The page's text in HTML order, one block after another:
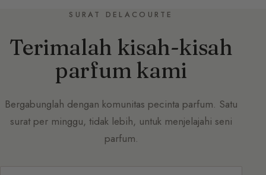
SURAT DELACOURTE
Terimalah kisah-kisah
parfum kami
Bergabunglah dengan komunitas pecinta parfum. Satu
surat per minggu, tidak lebih, untuk menjelajahi seni
parfum.